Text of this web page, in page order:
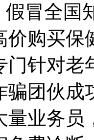
假冒全国
价购买
门针对老
骗团伙成
量业务员